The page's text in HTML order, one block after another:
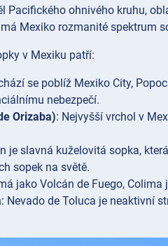
Pacifického ohnivého kruhu,
Mexiko rozmanité spektrum
v Mexiku patří:
se poblíž Mexiko City,
nebezpečí.
Orizaba): Nejvyšší vrchol v
je slavná kuželovitá sopka,
sopek na světě.
jako Volcán de Fuego,
: Nevado de Toluca je neaktivní